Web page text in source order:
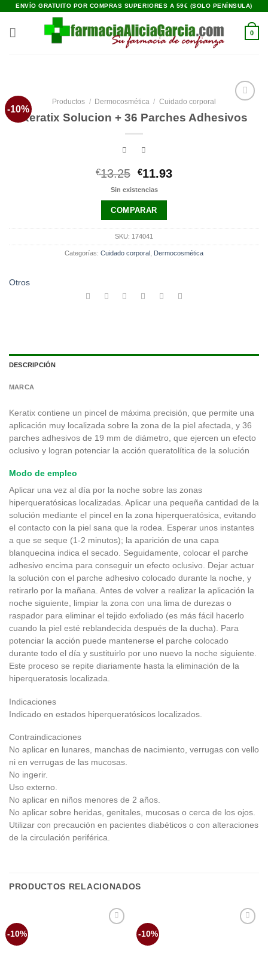
Saltar
contenido
ENVÍO GRATUITO POR COMPRAS SUPERIORES A 59€ (SOLO PENÍNSULA)
0
-10%
a la
Productos / Dermocosmética / Cuidado corporal
Keratix Solucion + 36 Parches Adhesivos
€13.25 El
precio
era:
€13.25.
€11.93El
Sin existencias
COMPARAR
SKU: 174041
Categorías: Cuidado corporal Dermocosmética
Otros
DESCRIPCIÓN
MARCA
Keratix contiene un pincel de máxima precisión, que permite una
aplicación muy localizada sobre la zona de la piel afectada, y 36
parches adhesivos de 19 mm de diámetro, que ejercen un efecto
oclusivo y logran potenciar la acción queratolítica de la solución
Modo de empleo
Aplicar una vez al día por la noche sobre las zonas
hiperqueratósicas localizadas. Aplicar una pequeña cantidad de la
solución mediante el pincel en la zona hiperqueratósica, evitando
el contacto con la piel sana que la rodea. Esperar unos instantes
a que se seque (1-2 minutos); la aparición de una capa
blanquecina indica el secado. Seguidamente, colocar el parche
adhesivo encima para conseguir un efecto oclusivo. Dejar actuar
la solución con el parche adhesivo colocado durante la noche, y
retirarlo por la mañana. Antes de volver a realizar la aplicación la
noche siguiente, limpiar la zona con una lima de durezas o
raspador para eliminar el tejido exfoliado (es más fácil hacerlo
cuando la piel esté reblandecida después de la ducha). Para
potenciar la acción puede mantenerse el parche colocado
durante todo el día y sustituirlo por uno nuevo la noche siguiente.
Este proceso se repite diariamente hasta la eliminación de la
hiperqueratosis localizada.
Indicaciones
Indicado en estados hiperqueratósicos localizados.
Contraindicaciones
No aplicar en lunares, manchas de nacimiento, verrugas con vello
ni en verrugas de las mucosas.
No ingerir.
Uso externo.
No aplicar en niños menores de 2 años.
No aplicar sobre heridas, genitales, mucosas o cerca de los ojos.
Utilizar con precaución en pacientes diabéticos o con alteraciones
de la circulación periférica.
PRODUCTOS RELACIONADOS
-10% -10%